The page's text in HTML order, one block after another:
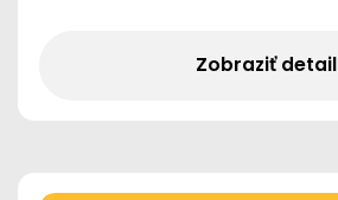
Zobraziť detail